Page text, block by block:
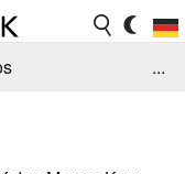
...